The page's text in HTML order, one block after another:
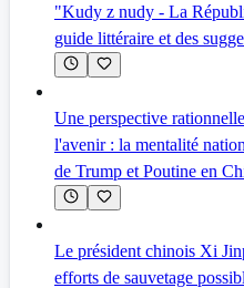
"Kudy z nudy - La
guide littéraire et des
Une perspective
l'avenir : la mentalité
de Trump et Poutine en
Le président chinois Xi
efforts de sauvetage